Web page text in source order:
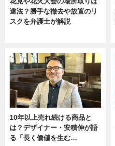
違法？勝手な撤去や放置のリ
スクを弁護士が解説
10年以上売れ続ける商品と
は？デザイナー・安積伸が語
る「長く価値を生む…